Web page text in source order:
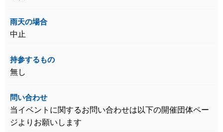
雨天の場合
中止
持参するもの
無し
問い合わせ
当イベントに関するお問い合わせは以下の開催団体ペー
ジよりお願いします